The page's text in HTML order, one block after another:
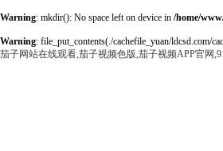
Warning: mkdir(): No space left on device in /home/
Warning: file_put_contents(./cachefile_yuan/ldcsd.com/
茄子网站在线观看,茄子视频色版,茄子视频APP官网